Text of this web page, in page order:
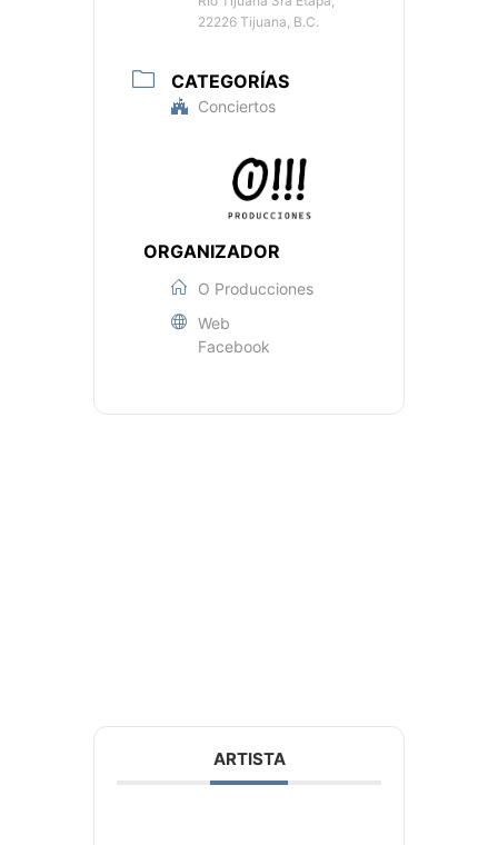
22226 Tijuana, B.C.
CATEGORÍAS
Conciertos
ORGANIZADOR
O Producciones
Web
Facebook
ARTISTA